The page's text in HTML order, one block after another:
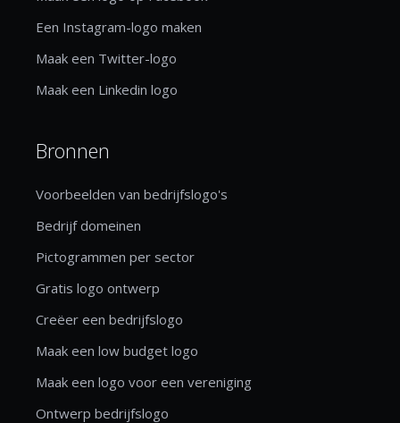
Een Instagram-logo maken
Maak een Twitter-logo
Maak een Linkedin logo
Bronnen
Voorbeelden van bedrijfslogo's
Bedrijf domeinen
Pictogrammen per sector
Gratis logo ontwerp
Creëer een bedrijfslogo
Maak een low budget logo
Maak een logo voor een vereniging
Ontwerp bedrijfslogo